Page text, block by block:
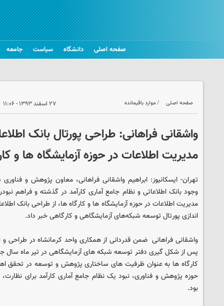
صفحه اصلی دانشگاه سیاست جامعه
صفحه اصلی موارد باقیمانده ۲۷ اسفند ۱۳۹۳ - ۱۱:۰۶
واشقانی فراهانی: طراحی پورتال بانک
مدیریت اطلاعات در حوزه آزمایشگاه ها و
تهران- ایسکانیوز: ابراهیم واشقانی فراهانی، معاون پژوهش و فناوری
وجود بانک اطلاعاتی و نظام جامع آماری کارآمد در گذشته و فراهم
مدیریت اطلاعات در حوزه آزمایشگاه ها و کارگاه ها، از طراحی بانک
اندازی پورتال توسعه شبکه‌های آزمایشگاهی و کارگاهی خبر داد.
واشقانی فراهانی ضمن قدردانی از همکاری واحد کرمانشاه در طراحی
پس از شکل گیری دفتر توسعه شبکه های آزمایشگاهی در تیر ماه سال
کارگاه ها به عنوان ظرفیت های ساختاری پژوهش و توسعه در تحقق
حوزه پژوهش و فناوری، نبود یک نظام جامع آماری کارآمد برای
بود.